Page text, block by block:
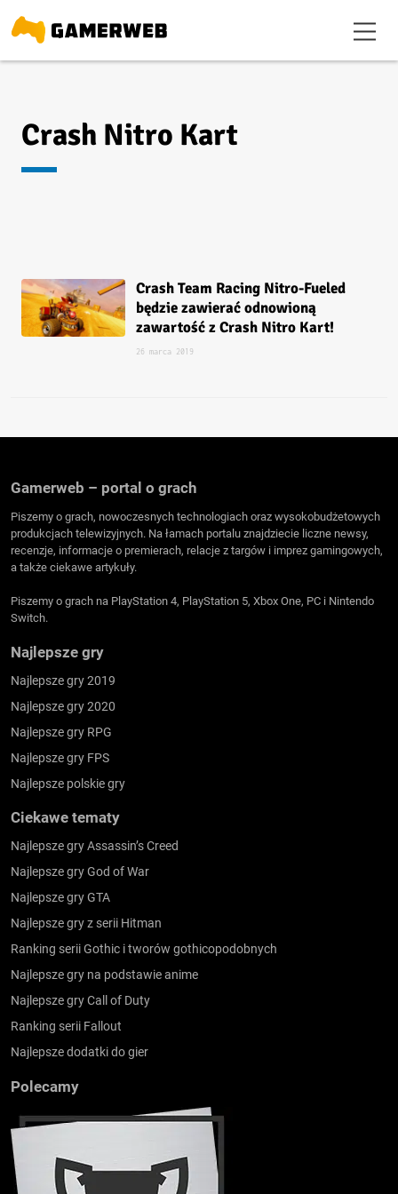
Crash Nitro Kart
Crash Team Racing Nitro-Fueled
będzie zawierać odnowioną
zawartość z Crash Nitro Kart!
26 marca 2019
Gamerweb – portal o grach
Piszemy o grach, nowoczesnych technologiach oraz wysokobudżetowych
produkcjach telewizyjnych. Na łamach portalu znajdziecie liczne newsy,
recenzje, informacje o premierach, relacje z targów i imprez gamingowych,
a także ciekawe artykuły.
Piszemy o grach na PlayStation 4, PlayStation 5, Xbox One, PC i Nintendo
Switch.
Najlepsze gry
Najlepsze gry 2019
Najlepsze gry 2020
Najlepsze gry RPG
Najlepsze gry FPS
Najlepsze polskie gry
Ciekawe tematy
Najlepsze gry Assassin’s Creed
Najlepsze gry God of War
Najlepsze gry GTA
Najlepsze gry z serii Hitman
Ranking serii Gothic i tworów gothicopodobnych
Najlepsze gry na podstawie anime
Najlepsze gry Call of Duty
Ranking serii Fallout
Najlepsze dodatki do gier
Polecamy